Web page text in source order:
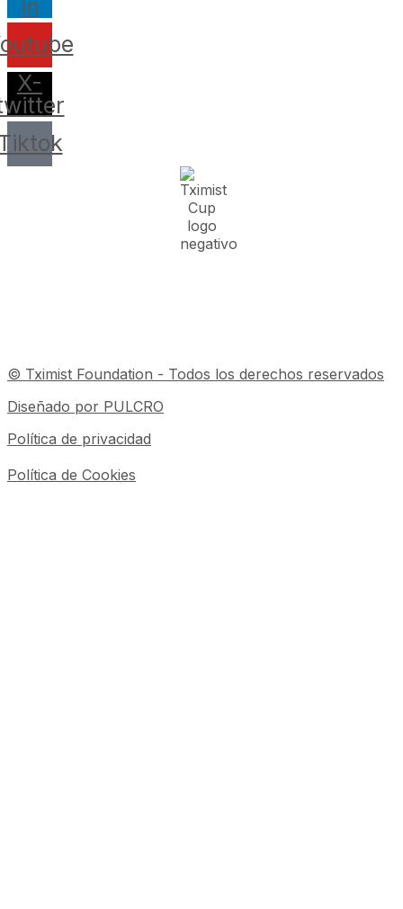
in
X-
© Tximist Foundation - Todos los derechos reservados
Diseñado por PULCRO
Política de privacidad
Política de Cookies